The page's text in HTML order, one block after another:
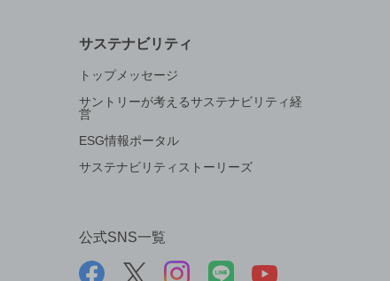
サステナビリティ
トップメッセージ
サントリーが考えるサステナビリティ経
営
ESG情報ポータル
サステナビリティストーリーズ
公式SNS一覧